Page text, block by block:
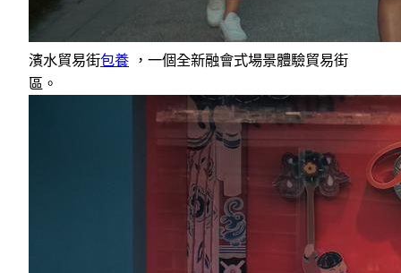
濱水貿易街包養 ，一個全新融會式場景體驗貿易街
區。